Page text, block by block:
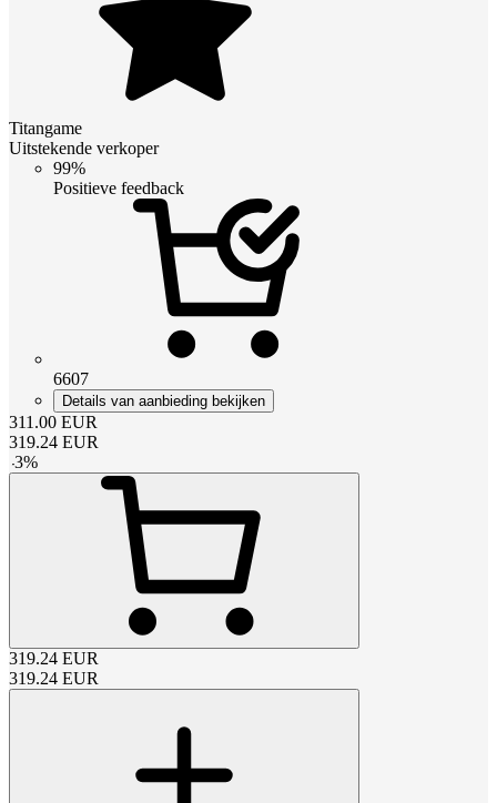
Titangame
Uitstekende verkoper
99%
Positieve feedback
6607
Details van aanbieding bekijken
311.00 EUR
319.24 EUR
-3%
319.24 EUR
319.24 EUR